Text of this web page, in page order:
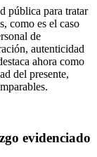
pública para tratar
como es el caso
de
autenticidad
ahora como
del presente,
evidenciado